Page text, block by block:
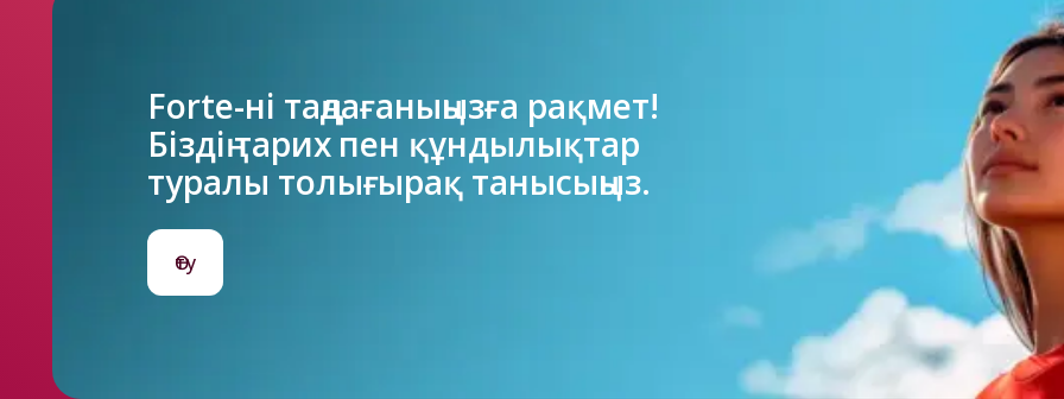
Forte-ні таңдағаныңызға рақмет!
Біздің тарих пен құндылықтар
туралы толығырақ танысыңыз.
Өту